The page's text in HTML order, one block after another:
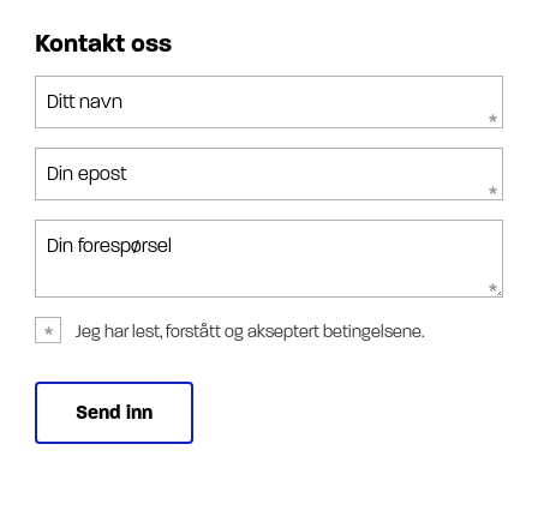
Kontakt oss
Ditt navn
Din epost
Din forespørsel
Jeg har lest, forstått og akseptert betingelsene.